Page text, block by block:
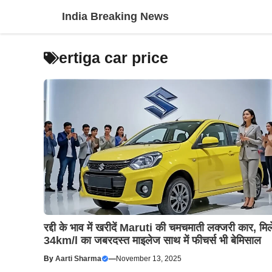
India Breaking News
ertiga car price
रद्दी के भाव में खरीदें Maruti की चमचमाती लक्जरी कार,
34km/l का जबरदस्त माइलेज साथ में फीचर्स भी बेमिसाल
By Aarti Sharma —November 13, 2025